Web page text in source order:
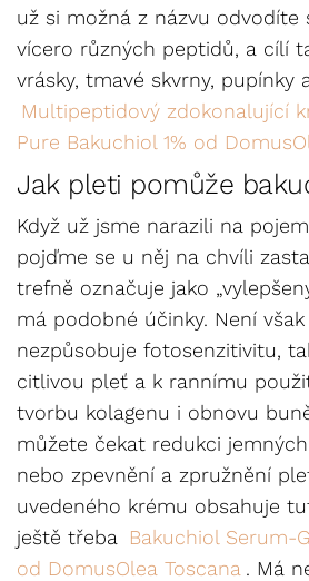
už si možná z názvu odvodíte
vícero různých peptidů, a cílí
vrásky, tmavé skvrny, pupínky
Multipeptidový zdokonalující
Pure Bakuchiol 1% od
Jak pleti pomůže
Když už jsme narazili na pojem
pojďme se u něj na chvíli
trefně označuje jako
má podobné účinky. Není
nezpůsobuje fotosenzitivitu,
citlivou pleť a k rannímu
tvorbu kolagenu i obnovu
můžete čekat redukci
nebo zpevnění a zpružnění
uvedeného krému obsahuje
ještě třeba
Bakuchiol Serum-
od DomusOlea Toscana . Má